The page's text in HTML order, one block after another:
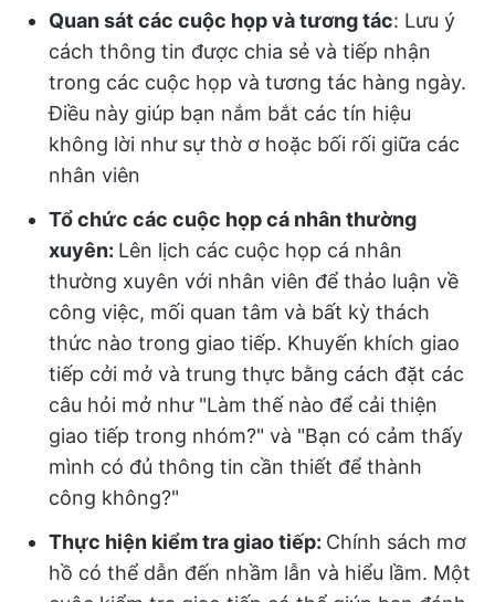
Quan sát các cuộc họp và tương tác: Lưu ý
cách thông tin được chia sẻ và tiếp nhận
trong các cuộc họp và tương tác hàng ngày.
Điều này giúp bạn nắm bắt các tín hiệu
không lời như sự thờ ơ hoặc bối rối giữa các
nhân viên
Tổ chức các cuộc họp cá nhân thường
xuyên: Lên lịch các cuộc họp cá nhân
thường xuyên với nhân viên để thảo luận về
công việc, mối quan tâm và bất kỳ thách
thức nào trong giao tiếp. Khuyến khích giao
tiếp cởi mở và trung thực bằng cách đặt các
câu hỏi mở như "Làm thế nào để cải thiện
giao tiếp trong nhóm?" và "Bạn có cảm thấy
mình có đủ thông tin cần thiết để thành
công không?"
Thực hiện kiểm tra giao tiếp: Chính sách mơ
hồ có thể dẫn đến nhầm lẫn và hiểu lầm. Một